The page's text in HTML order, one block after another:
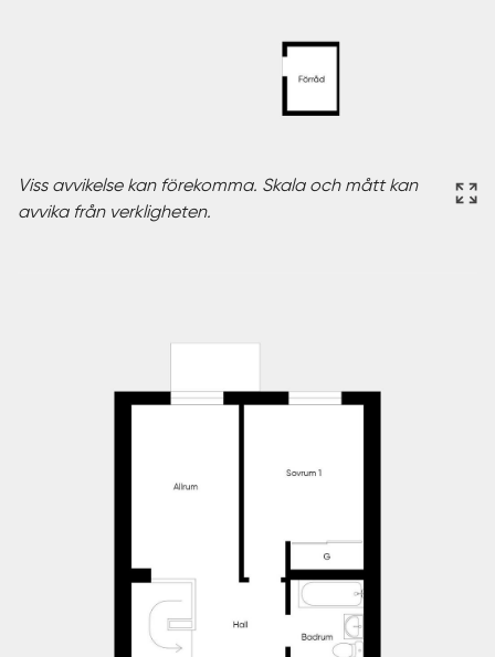
Viss avvikelse kan förekomma. Skala och mått kan
avvika från verkligheten.